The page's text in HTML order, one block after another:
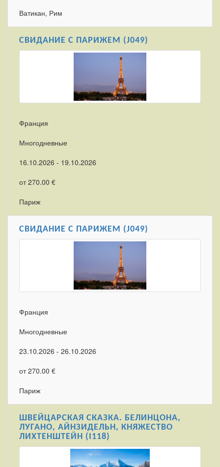
Ватикан, Рим
СВИДАНИЕ С ПАРИЖЕМ (J049)
Франция
Многодневные
16.10.2026 - 19.10.2026
от 270.00 €
Париж
СВИДАНИЕ С ПАРИЖЕМ (J049)
Франция
Многодневные
23.10.2026 - 26.10.2026
от 270.00 €
Париж
ШВЕЙЦАРСКАЯ СКАЗКА. БЕЛИНЦОНА,
ЛУГАНО, АЙНЗИДЕЛЬН, КНЯЖЕСТВО
ЛИХТЕНШТЕЙН (I118)